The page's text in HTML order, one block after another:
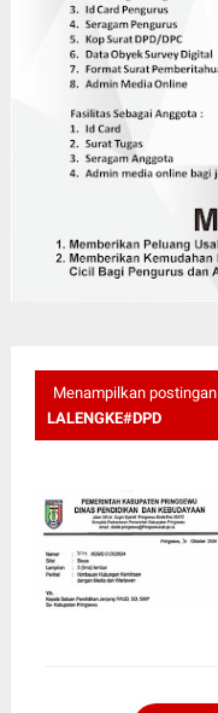
Menampilkan
LALENGKE#DPD